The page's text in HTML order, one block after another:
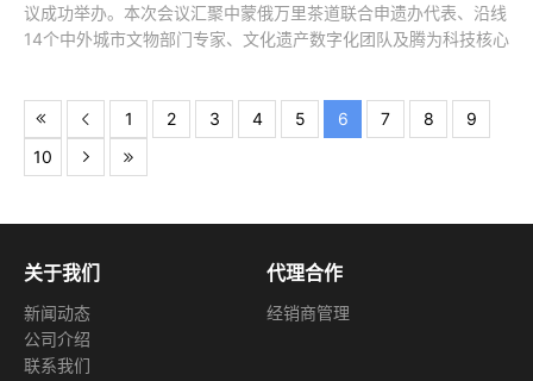
议成功举办。本次会议汇聚中蒙俄万里茶道联合申遗办代表、沿线
14个中外城市文物部门专家、文化遗产数字化团队及腾为科技核心
的世界文化遗产项目，万里茶
1 2 3 4 5 6 7 8
9
10
关于我们
新闻动态
公司介绍
联系我们
代理合作
经销商管理